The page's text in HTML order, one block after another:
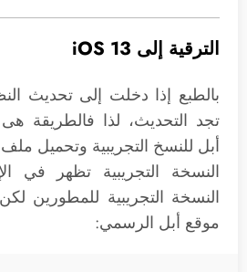
الترقية إلى iOS 13
بالطبع إذا دخلت إلى تحديث
تجد التحديث، لذا فالطريقة
أبل للنسخ التجريبية وتحميل
النسخة التجريبية تظهر في
النسخة التجريبية للمطورين
موقع أبل الرسمي: